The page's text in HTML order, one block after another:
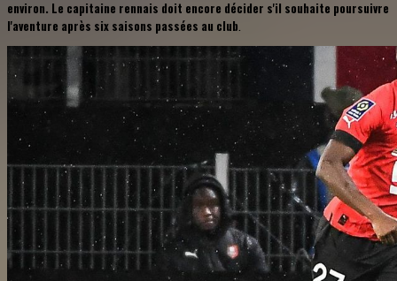
environ. Le capitaine rennais doit encore décider s'il souhaite poursuivre
l'aventure après six saisons passées au club.